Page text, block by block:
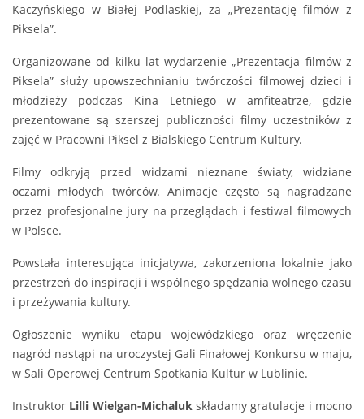
Kaczyńskiego w Białej Podlaskiej, za „Prezentację filmów z
Piksela”.
Organizowane od kilku lat wydarzenie „Prezentacja filmów z
Piksela” służy upowszechnianiu twórczości filmowej dzieci i
młodzieży podczas Kina Letniego w amfiteatrze, gdzie
prezentowane są szerszej publiczności filmy uczestników z
zajęć w Pracowni Piksel z Bialskiego Centrum Kultury.
Filmy odkryją przed widzami nieznane światy, widziane
oczami młodych twórców. Animacje często są nagradzane
przez profesjonalne jury na przeglądach i festiwal filmowych
w Polsce.
Powstała interesująca inicjatywa, zakorzeniona lokalnie jako
przestrzeń do inspiracji i wspólnego spędzania wolnego czasu
i przeżywania kultury.
Ogłoszenie wyniku etapu wojewódzkiego oraz wręczenie
nagród nastąpi na uroczystej Gali Finałowej Konkursu w maju,
w Sali Operowej Centrum Spotkania Kultur w Lublinie.
Instruktor Lilli Wielgan-Michalukskładamy gratulacje i mocno